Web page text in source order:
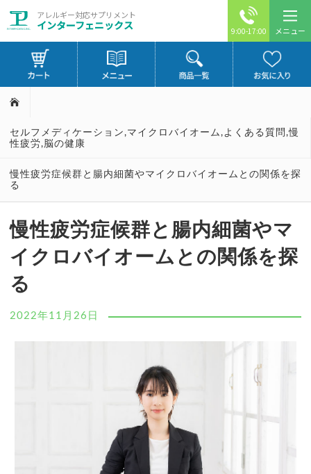
アレルギー対応サプリメント
インターフェニックス 9:00-17:00 メニュー
セルフメディケーション ,マイクロバイオーム , よくある質問 ,慢
性疲労, 脳の健康
慢性疲労症候群と腸内細菌やマイクロバイオームとの関係を探
る
慢性疲労症候群と腸内細菌やマ
イクロバイオームとの関係を探
る
2022年11月26日